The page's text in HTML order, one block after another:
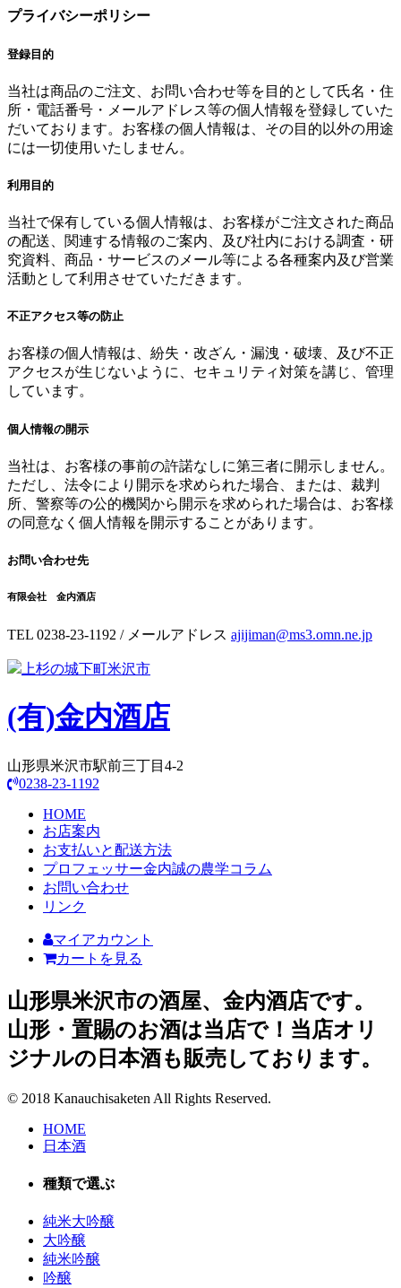
プライバシーポリシー
登録目的
当社は商品のご注文、お問い合わせ等を目的として氏名・住
所・電話番号・メールアドレス等の個人情報を登録していた
だいております。お客様の個人情報は、その目的以外の用途
には一切使用いたしません。
利用目的
当社で保有している個人情報は、お客様がご注文された商品
の配送、関連する情報のご案内、及び社内における調査・研
究資料、商品・サービスのメール等による各種案内及び営業
活動として利用させていただきます。
不正アクセス等の防止
お客様の個人情報は、紛失・改ざん・漏洩・破壊、及び不正
アクセスが生じないように、セキュリティ対策を講じ、管理
しています。
個人情報の開示
当社は、お客様の事前の許諾なしに第三者に開示しません。
ただし、法令により開示を求められた場合、または、裁判
所、警察等の公的機関から開示を求められた場合は、お客様
の同意なく個人情報を開示することがあります。
お問い合わせ先
有限会社 金内酒店
TEL 0238-23-1192 / メールアドレス ajijiman@ms3.omn.ne.jp
上杉の城下町米沢市
(有)金内酒店
山形県米沢市駅前三丁目4-2
0238-23-1192
HOME
お店案内
お支払いと配送方法
プロフェッサー金内誠の農学コラム
お問い合わせ
リンク
マイアカウント
カートを見る
山形県米沢市の酒屋、金内酒店です。
山形・置賜のお酒は当店で！当店オリ
ジナルの日本酒も販売しております。
© 2018 Kanauchisaketen All Rights Reserved.
HOME
日本酒
種類で選ぶ
純米大吟醸
大吟醸
純米吟醸
吟醸